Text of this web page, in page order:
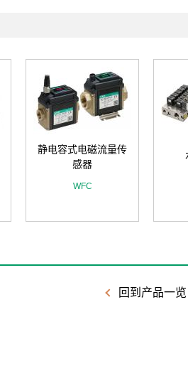
静电容式电磁流量传
感器
WFC
回到产品一览